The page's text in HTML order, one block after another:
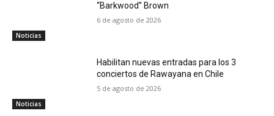
Noticias
“Barkwood” Brown
6 de agosto de 2026
Noticias
Habilitan nuevas entradas para los 3
conciertos de Rawayana en Chile
5 de agosto de 2026